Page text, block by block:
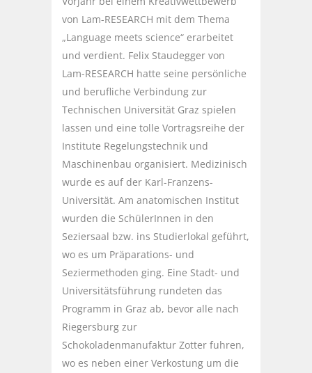
von Lam-RESEARCH mit dem Thema
„Language meets science“ erarbeitet
und verdient. Felix Staudegger von
Lam-RESEARCH hatte seine persönliche
und berufliche Verbindung zur
Technischen Universität Graz spielen
lassen und eine tolle Vortragsreihe der
Institute Regelungstechnik und
Maschinenbau organisiert. Medizinisch
wurde es auf der Karl-Franzens-
Universität. Am anatomischen Institut
wurden die SchülerInnen in den
Seziersaal bzw. ins Studierlokal geführt,
wo es um Präparations- und
Seziermethoden ging. Eine Stadt- und
Universitätsführung rundeten das
Programm in Graz ab, bevor alle nach
Riegersburg zur
Schokoladenmanufaktur Zotter fuhren,
wo es neben einer Verkostung um die